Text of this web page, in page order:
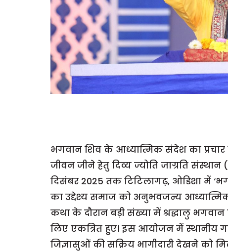
भगवान शिव के आध्यात्मिक संदेश का
जीवन जीने हेतु दिव्य ज्योति जाग्रति
दिसंबर 2025 तक टिटिलागढ़, ओडिशा में
का उद्देश्य समाज को अनुभवजन्य
कथा के दौरान बड़ी संख्या में श्रद्धालु
लिए एकत्रित हुए। इस आयोजन में स्थानीय
जिज्ञासुओं की सक्रिय भागीदारी देखने को